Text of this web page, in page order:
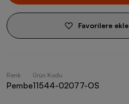
Favorilere ekle
Renk
Pembe
Ürün Kodu
11544-02077-OS